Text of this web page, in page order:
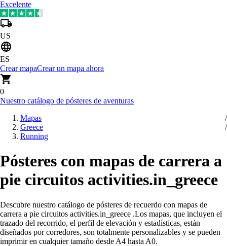
Excelente
US
ES
Crear mapaCrear un mapa ahora
0
Nuestro catálogo de pósteres de aventuras
Mapas
Greece
Running
Pósteres con mapas de carrera a
pie circuitos activities.in_greece
Descubre nuestro catálogo de pósteres de recuerdo con mapas de
carrera a pie circuitos activities.in_greece .Los mapas, que incluyen el
trazado del recorrido, el perfil de elevación y estadísticas, están
diseñados por corredores, son totalmente personalizables y se pueden
imprimir en cualquier tamaño desde A4 hasta A0.